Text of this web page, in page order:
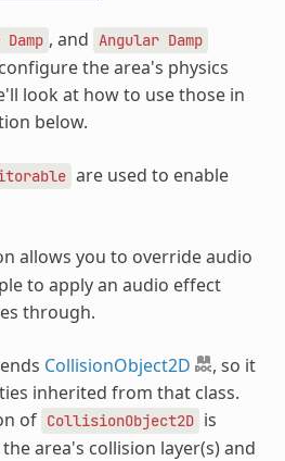
Damp , and Angular Damp
the area's physics
look at how to use those in
below.
are used to enable
allows you to override audio
to apply an audio effect
through.
CollisionObject2D
, so it
inherited from that class.
of CollisionObject2D is
area's collision layer(s) and